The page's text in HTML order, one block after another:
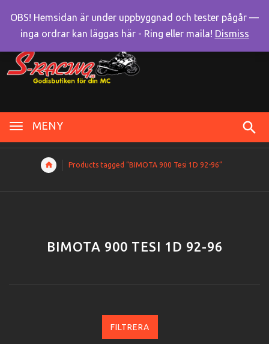
MENY
Products tagged “BIMOTA 900 Tesi 1D 92-96”
BIMOTA 900 TESI 1D 92-96
FILTRERA
OBS! Hemsidan är under uppbyggnad och tester pågår —
inga ordrar kan läggas här - Ring eller maila! Dismiss